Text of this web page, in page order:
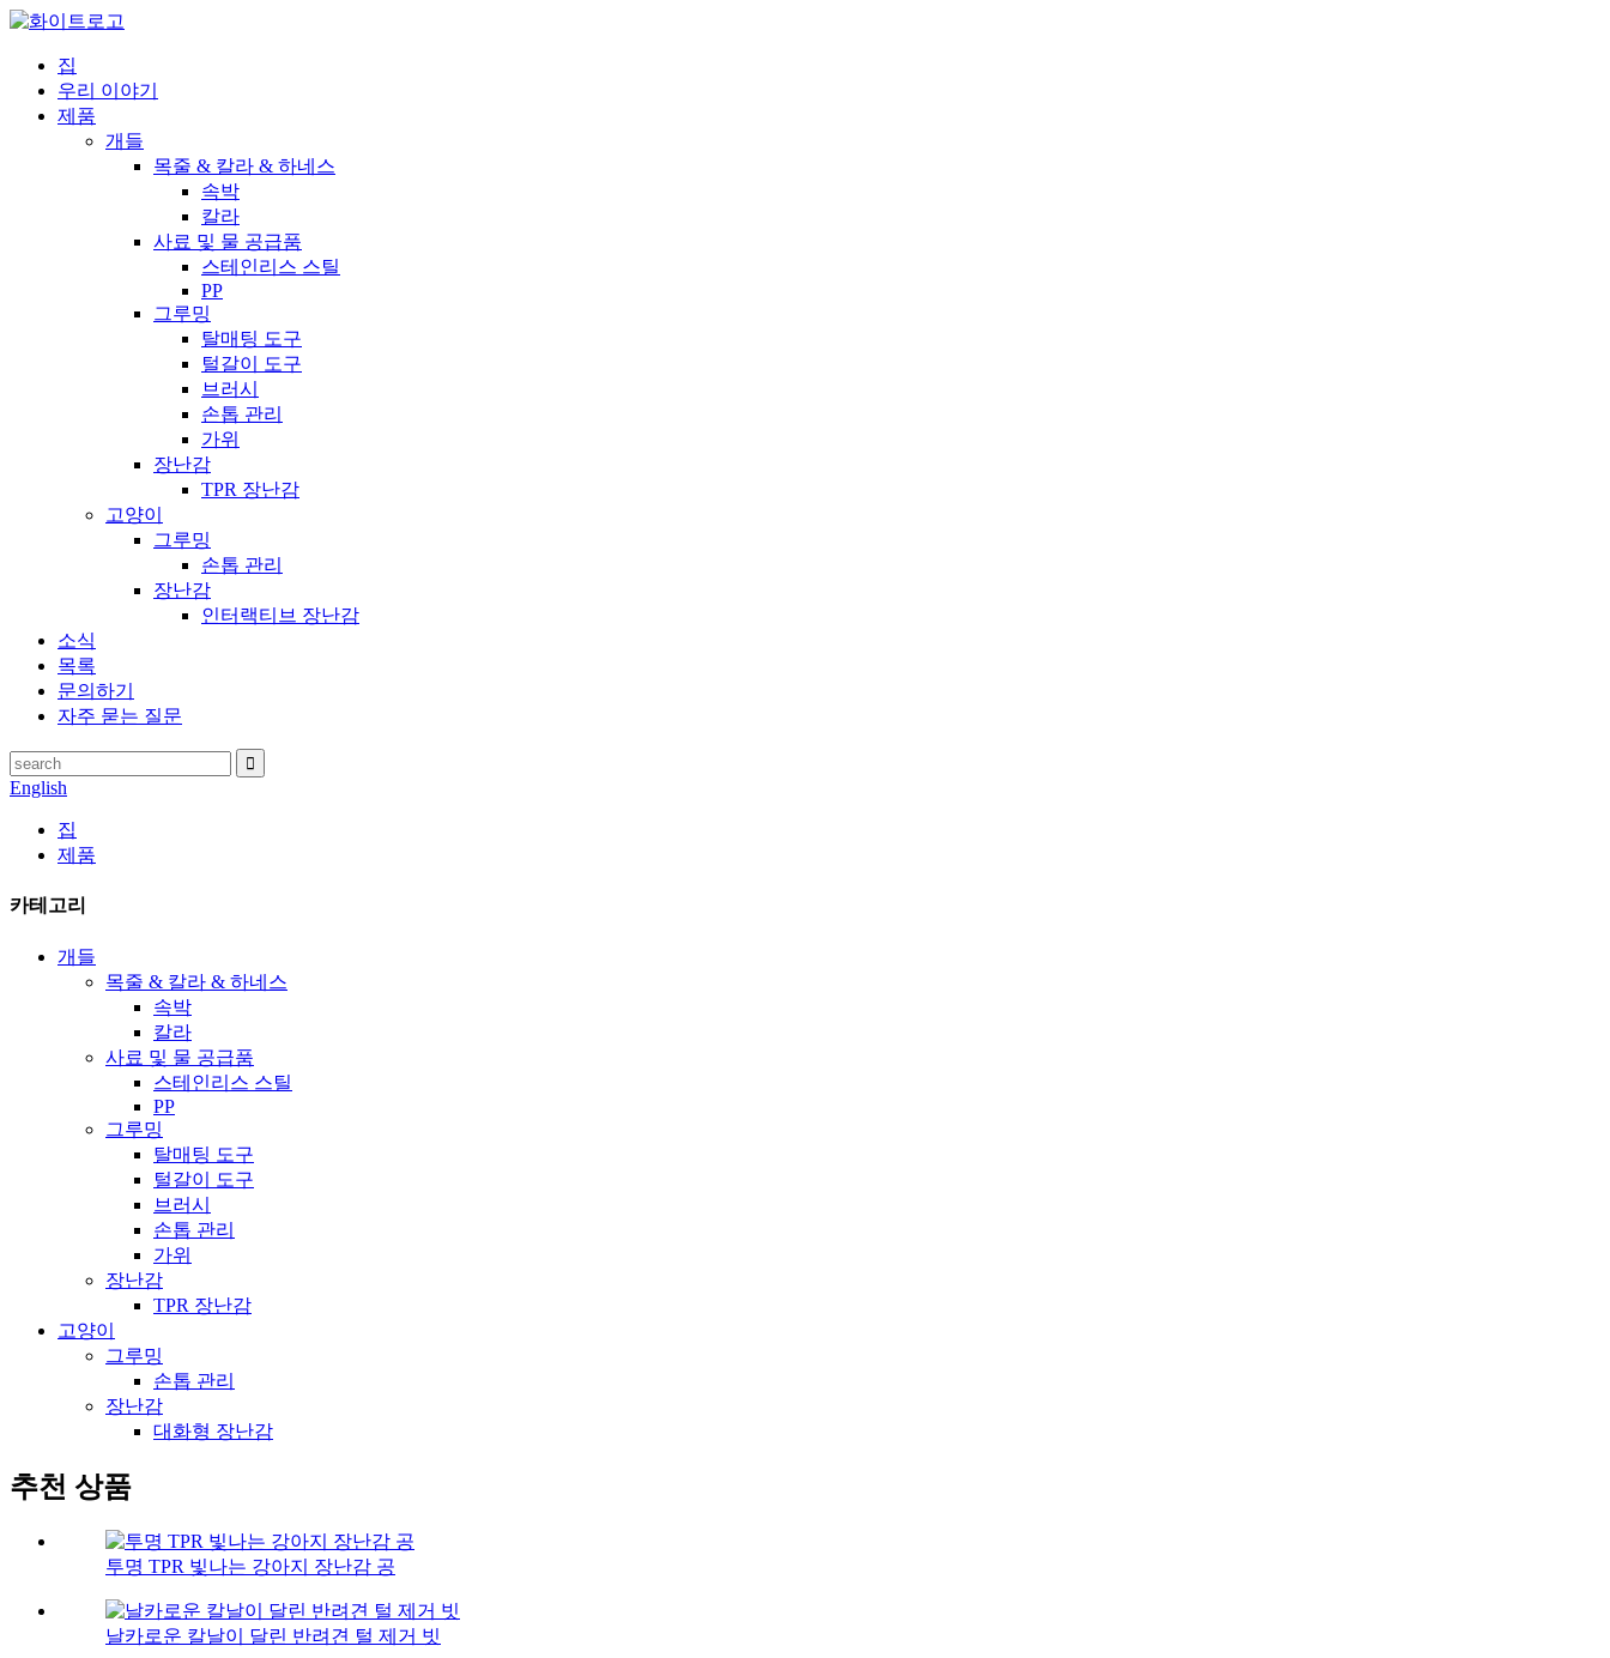
집
우리 이야기
제품
개들
목줄 & 칼라 & 하네스
속박
칼라
사료 및 물 공급품
스테인리스 스틸
PP
그루밍
탈매팅 도구
털갈이 도구
브러시
손톱 관리
가위
장난감
TPR 장난감
고양이
그루밍
손톱 관리
장난감
인터랙티브 장난감
소식
목록
문의하기
자주 묻는 질문
English
집
제품
카테고리
개들
목줄 & 칼라 & 하네스
속박
칼라
사료 및 물 공급품
스테인리스 스틸
PP
그루밍
탈매팅 도구
털갈이 도구
브러시
손톱 관리
가위
장난감
TPR 장난감
고양이
그루밍
손톱 관리
장난감
대화형 장난감
추천 상품
투명 TPR 빛나는 강아지 장난감 공
날카로운 칼날이 달린 반려견 털 제거 빗